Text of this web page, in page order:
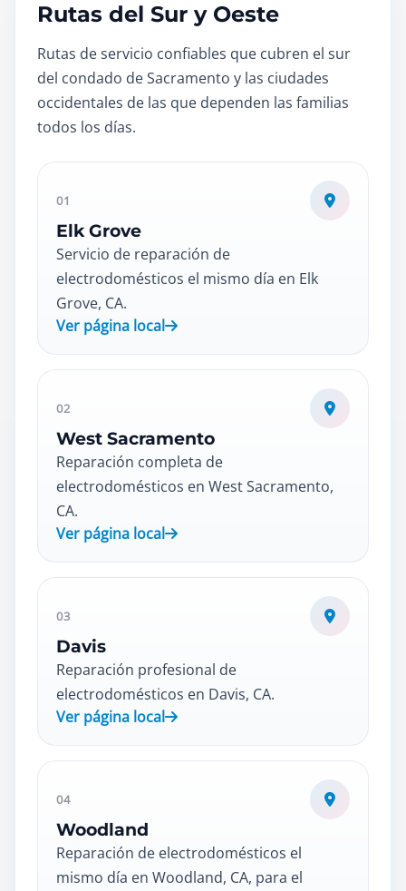
Rutas del Sur y Oeste
Rutas de servicio confiables que cubren el sur
del condado de Sacramento y las ciudades
occidentales de las que dependen las familias
todos los días.
01
Elk Grove
Servicio de reparación de
electrodomésticos el mismo día en Elk
Grove, CA.
Ver página local
02
West Sacramento
Reparación completa de
electrodomésticos en West Sacramento,
CA.
Ver página local
03
Davis
Reparación profesional de
electrodomésticos en Davis, CA.
Ver página local
04
Woodland
Reparación de electrodomésticos el
mismo día en Woodland, CA, para el